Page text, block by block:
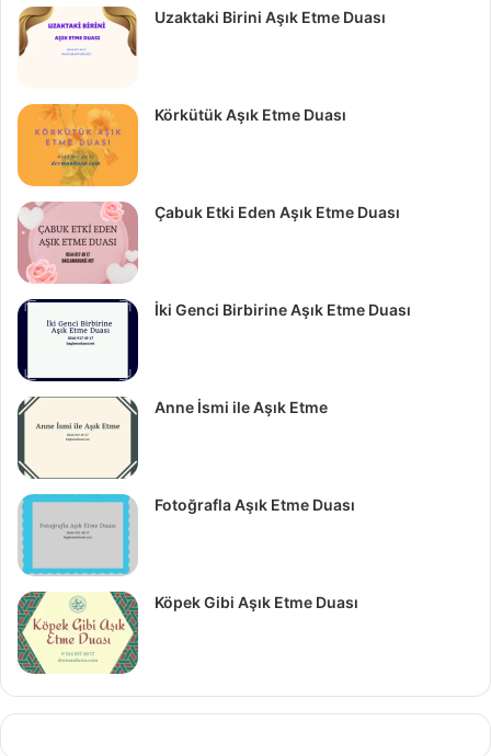
Uzaktaki Birini Aşık Etme Duası
Körkütük Aşık Etme Duası
Çabuk Etki Eden Aşık Etme Duası
İki Genci Birbirine Aşık Etme Duası
Anne İsmi ile Aşık Etme
Fotoğrafla Aşık Etme Duası
Köpek Gibi Aşık Etme Duası